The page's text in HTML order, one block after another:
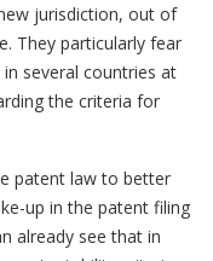
jurisdiction, out of
They particularly fear
several countries at
the criteria for
patent law to better
up in the patent filing
already see that in